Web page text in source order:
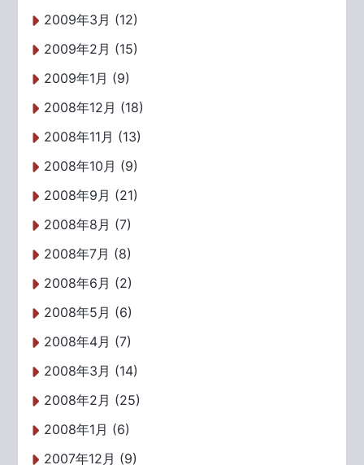
2009年3月 (12)
2009年2月 (15)
2009年1月 (9)
2008年12月 (18)
2008年11月 (13)
2008年10月 (9)
2008年9月 (21)
2008年8月 (7)
2008年7月 (8)
2008年6月 (2)
2008年5月 (6)
2008年4月 (7)
2008年3月 (14)
2008年2月 (25)
2008年1月 (6)
2007年12月 (9)